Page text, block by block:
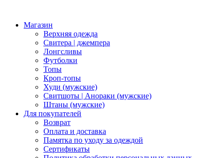
Магазин
Верхняя одежда
Свитера | джемпера
Лонгсливы
Футболки
Топы
Кроп-топы
Худи (мужские)
Свитшоты | Анораки (мужские)
Штаны (мужские)
Для покупателей
Возврат
Оплата и доставка
Памятка по уходу за одеждой
Сертификаты